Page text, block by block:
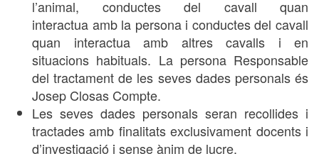
l’animal, conductes del cavall quan
interactua amb la persona i conductes del cavall
quan interactua amb altres cavalls i en
situacions habituals. La persona Responsable
del tractament de les seves dades personals és
Josep Closas Compte.
Les seves dades personals seran recollides i
tractades amb finalitats exclusivament docents i
d’investigació i sense ànim de lucre.